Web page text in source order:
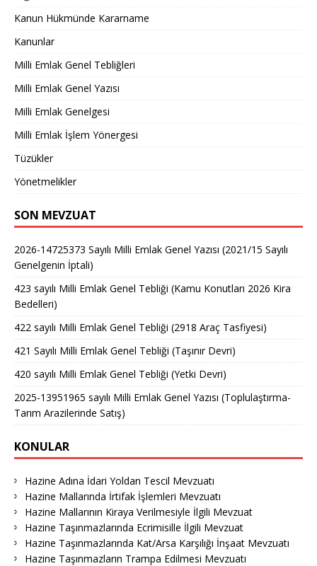
Kanun Hükmünde Kararname
Kanunlar
Milli Emlak Genel Tebliğleri
Milli Emlak Genel Yazısı
Milli Emlak Genelgesi
Milli Emlak İşlem Yönergesi
Tüzükler
Yönetmelikler
SON MEVZUAT
2026-14725373 Sayılı Milli Emlak Genel Yazısı (2021/15 Sayılı
Genelgenin İptali)
423 sayılı Milli Emlak Genel Tebliği (Kamu Konutları 2026 Kira
Bedelleri)
422 sayılı Milli Emlak Genel Tebliği (2918 Araç Tasfiyesi)
421 Sayılı Milli Emlak Genel Tebliği (Taşınır Devri)
420 sayılı Milli Emlak Genel Tebliği (Yetki Devri)
2025-13951965 sayılı Milli Emlak Genel Yazısı (Toplulaştırma-
Tarım Arazilerinde Satış)
KONULAR
Hazine Adına İdari Yoldan Tescil Mevzuatı
Hazine Mallarında İrtifak İşlemleri Mevzuatı
Hazine Mallarının Kiraya Verilmesiyle İlgili Mevzuat
Hazine Taşınmazlarında Ecrimisille İlgili Mevzuat
Hazine Taşınmazlarında Kat/Arsa Karşılığı İnşaat Mevzuatı
Hazine Taşınmazların Trampa Edilmesi Mevzuatı